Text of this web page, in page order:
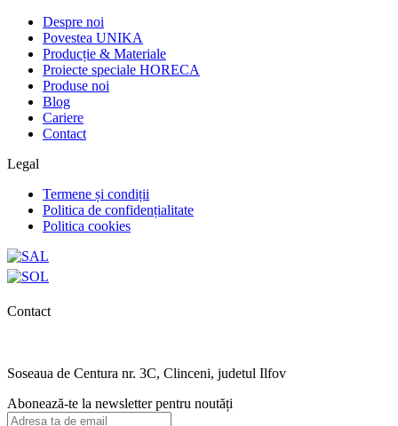
Despre noi
Povestea UNIKA
Producție & Materiale
Proiecte speciale HORECA
Produse noi
Blog
Cariere
Contact
Legal
Termene și condiții
Politica de confidențialitate
Politica cookies
Contact
Soseaua de Centura nr. 3C, Clinceni, judetul Ilfov
Abonează-te la newsletter pentru noutăți